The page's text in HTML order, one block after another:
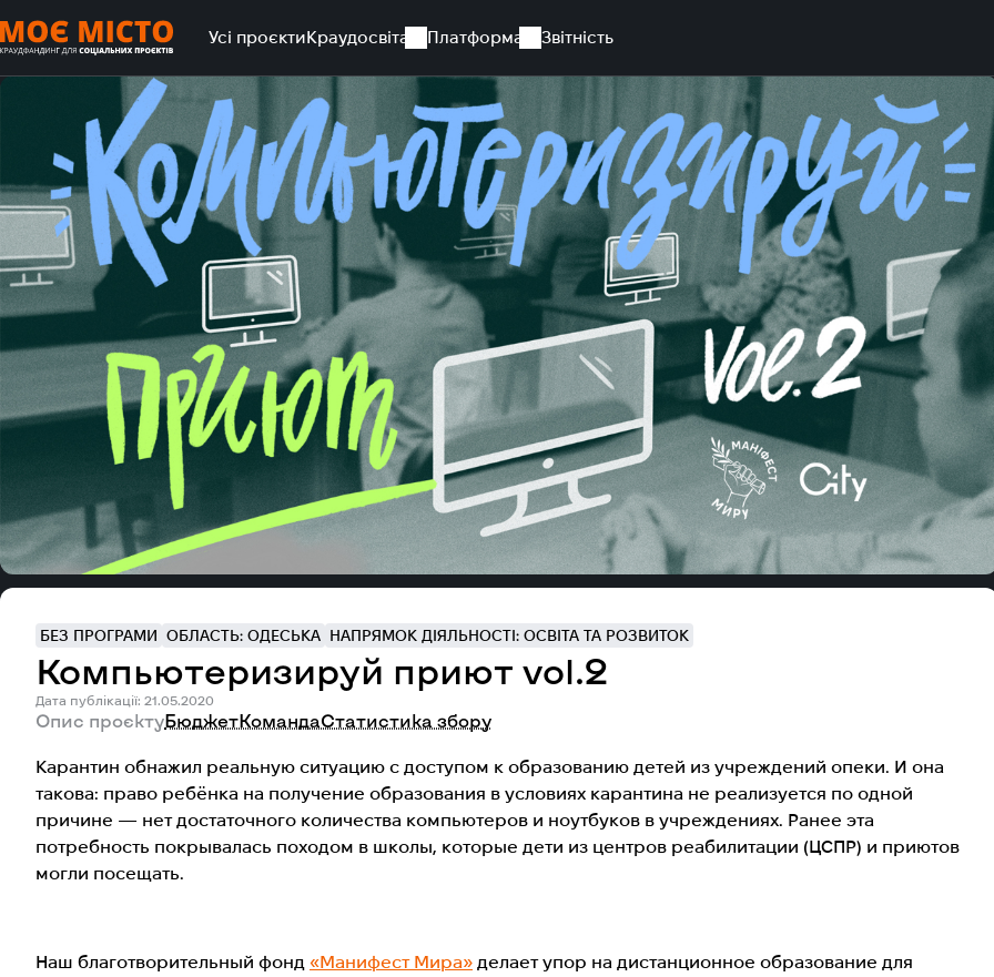
Усі проєктиКраудосвіта Платформа Звітність
Усі проєкти Компьютеризируй приют vol.2
БЕЗ ПРОГРАМИ ОБЛАСТЬ: ОДЕСЬКА НАПРЯМОК ДІЯЛЬНОСТІ: ОСВІТА ТА РОЗВИТОК
Компьютеризируй приют vol.2
Дата публікації: 21.05.2020
Опис проєктуБюджетКомандаСтатистика збору
Карантин обнажил реальную ситуацию с доступом к образованию детей из учреждений опеки. И она
такова: право ребёнка на получение образования в условиях карантина не реализуется по одной
причине ​— ​нет достаточного количества компьютеров и ноутбуков в учреждениях. Ранее эта
потребность покрывалась походом в школы, которые дети из центров реабилитации (ЦСПР) и приютов
могли посещать.
Наш благотворительный фонд «Манифест Мира» делает упор на дистанционное образование для